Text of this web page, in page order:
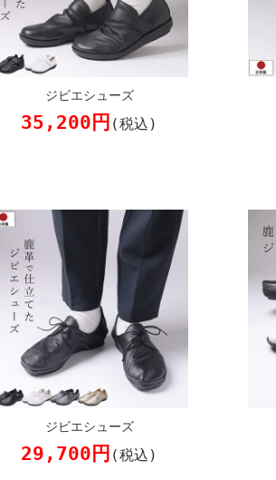
ジビエシューズ
35,200円 (税込)
ジビエシューズ
29,700円 (税込)